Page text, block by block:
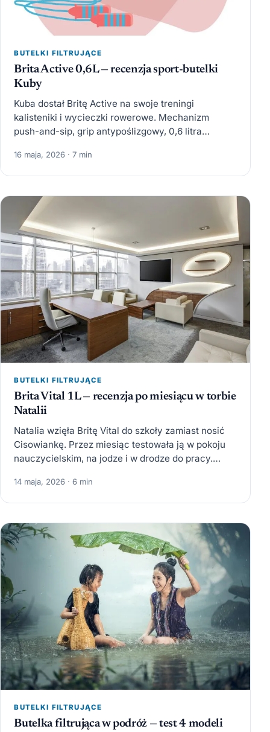
BUTELKI FILTRUJĄCE
Brita Active 0,6L — recenzja sport-butelki
Kuby
Kuba dostał Britę Active na swoje treningi
kalisteniki i wycieczki rowerowe. Mechanizm
push-and-sip, grip antypoślizgowy, 0,6 litra
16 maja, 2026 · 7 min
BUTELKI FILTRUJĄCE
Brita Vital 1L — recenzja po miesiącu w torbie
Natalii
Natalia wzięła Britę Vital do szkoły zamiast nosić
Cisowiankę. Przez miesiąc testowała ją w pokoju
nauczycielskim, na jodze i w drodze do pracy.
14 maja, 2026 · 6 min
BUTELKI FILTRUJĄCE
Butelka filtrująca w podróż — test 4 modeli